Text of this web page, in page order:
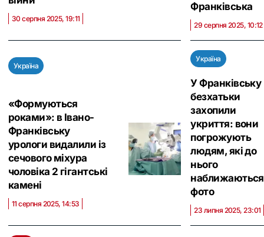
30 серпня 2025, 19:11
Франківська
29 серпня 2025, 10:12
Україна
«Формуються
роками»: в Івано-
Франківську
урологи видалили із
сечового міхура
чоловіка 2 гігантські
камені
11 серпня 2025, 14:53
Україна
У Франківську
безхатьки
захопили
укриття: вони
погрожують
людям, які до
нього
наближаються
фото
23 липня 2025, 23:01